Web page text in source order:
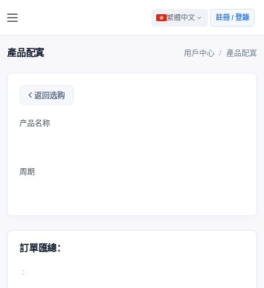
繁體中文 註冊 / 登錄
產品配寘 用戶中心 產品配寘
返回选购
产品名称
周期
訂單匯總：
: